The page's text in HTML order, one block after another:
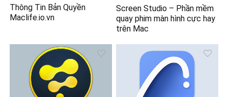
Thông Tin Bản Quyền
Maclife.io.vn
Screen Studio – Phần mềm
quay phim màn hình cực hay
trên Mac